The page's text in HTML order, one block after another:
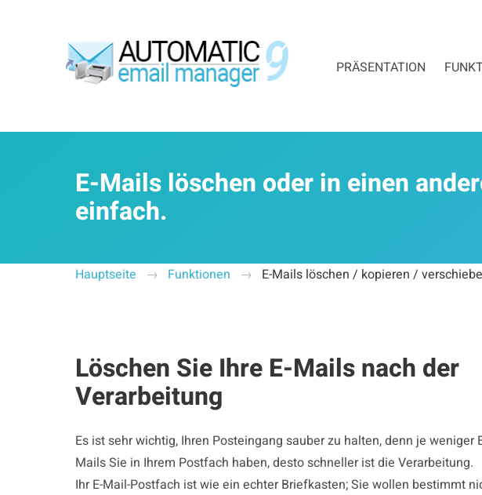
PRÄSENTATION
E-Mails löschen oder in einen
einfach.
Hauptseite Funktionen E-Mails löschen / kopieren /
Löschen Sie Ihre E-Mails nach der
Verarbeitung
Es ist sehr wichtig, Ihren Posteingang sauber zu halten, denn je weniger
Mails Sie in Ihrem Postfach haben, desto schneller ist die Verarbeitung.
Ihr E-Mail-Postfach ist wie ein echter Briefkasten; Sie wollen bestimmt